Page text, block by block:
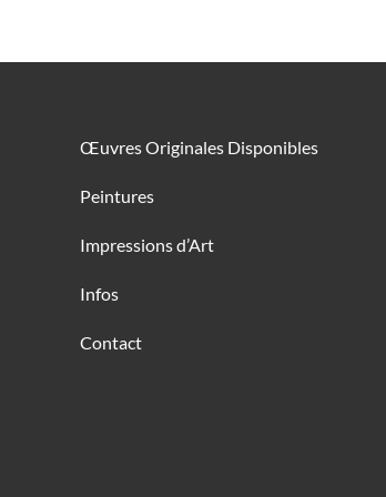
Œuvres Originales Disponibles
Peintures
Impressions d’Art
Infos
Contact